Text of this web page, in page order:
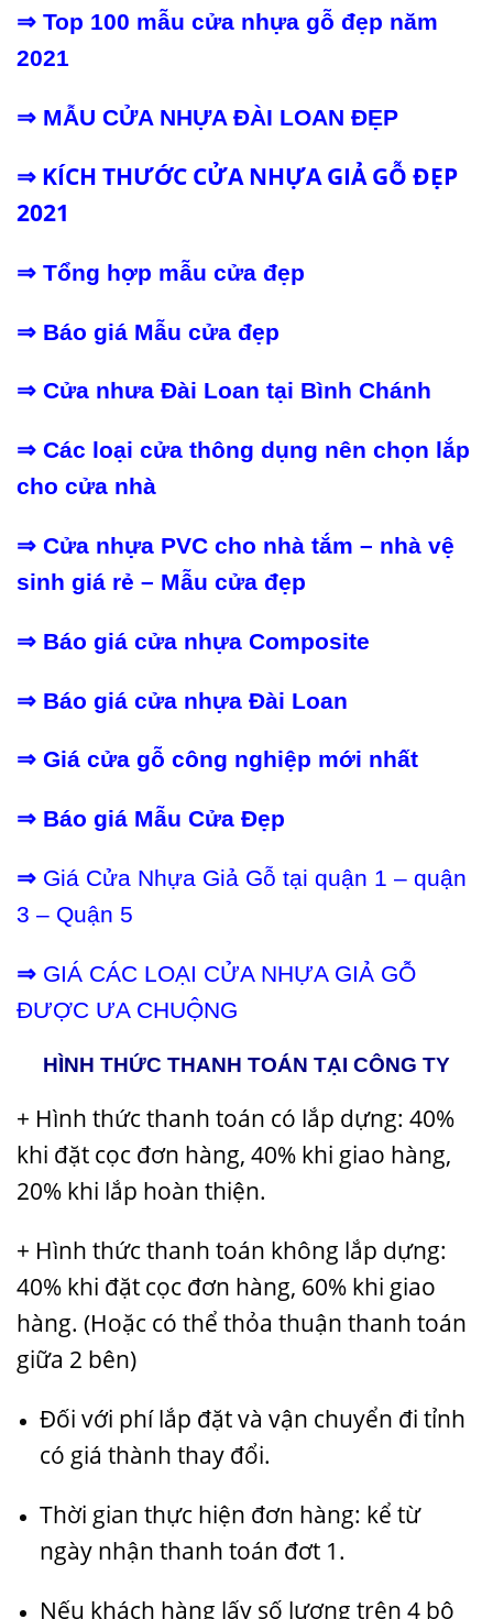
⇒ Top 100 mẫu cửa nhựa gỗ đẹp năm
2021
⇒ MẪU CỬA NHỰA ĐÀI LOAN ĐẸP
⇒ KÍCH THƯỚC CỬA NHỰA GIẢ GỖ ĐẸP
2021
⇒ Tổng hợp mẫu cửa đẹp
⇒ Báo giá Mẫu cửa đẹp
⇒ Cửa nhưa Đài Loan tại Bình Chánh
⇒ Các loại cửa thông dụng nên chọn lắp
cho cửa nhà
⇒ Cửa nhựa PVC cho nhà tắm – nhà vệ
sinh giá rẻ – Mẫu cửa đẹp
⇒ Báo giá cửa nhựa Composite
⇒ Báo giá cửa nhựa Đài Loan
⇒ Giá cửa gỗ công nghiệp mới nhất
⇒ Báo giá Mẫu Cửa Đẹp
⇒ Giá Cửa Nhựa Giả Gỗ tại quận 1 – quận
3 – Quận 5
⇒ GIÁ CÁC LOẠI CỬA NHỰA GIẢ GỖ
ĐƯỢC ƯA CHUỘNG
HÌNH THỨC THANH TOÁN TẠI CÔNG TY
+ Hình thức thanh toán có lắp dựng: 40%
khi đặt cọc đơn hàng, 40% khi giao hàng,
20% khi lắp hoàn thiện.
+ Hình thức thanh toán không lắp dựng:
40% khi đặt cọc đơn hàng, 60% khi giao
hàng. (Hoặc có thể thỏa thuận thanh toán
giữa 2 bên)
Đối với phí lắp đặt và vận chuyển đi tỉnh
có giá thành thay đổi.
Thời gian thực hiện đơn hàng: kể từ
ngày nhận thanh toán đơt 1.
Nếu khách hàng lấy số lượng trên 4 bộ